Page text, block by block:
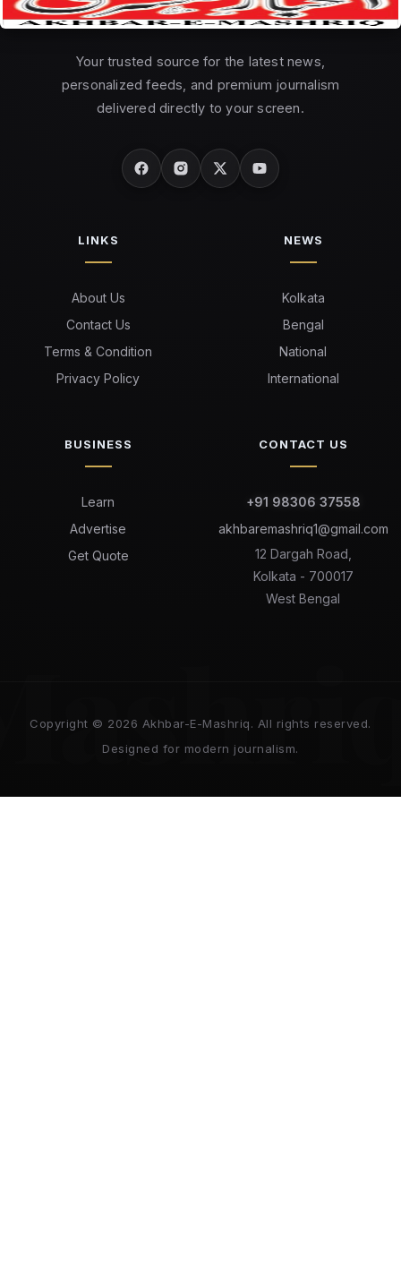
Your trusted source for the latest news,
personalized feeds, and premium journalism
delivered directly to your screen.
LINKS
About Us
Contact Us
Terms & Condition
Privacy Policy
NEWS
Kolkata
Bengal
National
International
BUSINESS
Learn
Advertise
Get Quote
CONTACT US
+91 98306 37558
akhbaremashriq1@gmail.com
12 Dargah Road,
Kolkata - 700017
West Bengal
Copyright © 2026 Akhbar-E-Mashriq. All rights reserved.
Designed for modern journalism.